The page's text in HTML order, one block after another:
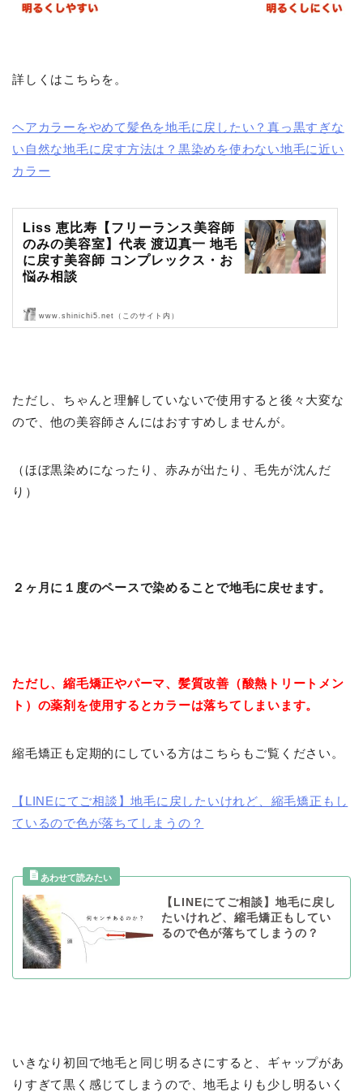
詳しくはこちらを。
ヘアカラーをやめて髪色を地毛に戻したい？真っ黒すぎな
い自然な地毛に戻す方法は？黒染めを使わない地毛に近い
カラー
Liss 恵比寿【フリーランス美容師
のみの美容室】代表 渡辺真一 地毛
に戻す美容師 コンプレックス・お
悩み相談
Liss 恵比寿【フリーランス美容師のみの美容室】代表 渡辺真一 地毛
www.shinichi5.net（このサイト内）
ただし、ちゃんと理解していないで使用すると後々大変な
ので、他の美容師さんにはおすすめしませんが。
（ほぼ黒染めになったり、赤みが出たり、毛先が沈んだ
り）
２ヶ月に１度のペースで染めることで地毛に戻せます。
ただし、縮毛矯正やパーマ、髪質改善（酸熱トリートメン
ト）の薬剤を使用するとカラーは落ちてしまいます。
縮毛矯正も定期的にしている方はこちらもご覧ください。
【LINEにてご相談】地毛に戻したいけれど、縮毛矯正もし
ているので色が落ちてしまうの？
【LINEにてご相談】地毛に戻し
たいけれど、縮毛矯正もしてい
るので色が落ちてしまうの？
いきなり初回で地毛と同じ明るさにすると、ギャップがあ
りすぎて黒く感じてしまうので、地毛よりも少し明るいく